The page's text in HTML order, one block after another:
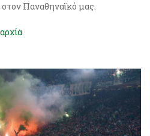
Παναθηναϊκό μας.